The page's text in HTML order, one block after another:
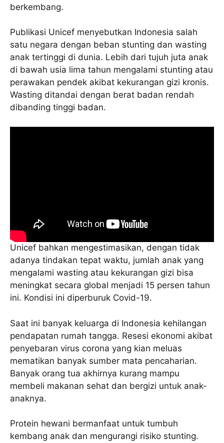
berkembang.
Publikasi Unicef menyebutkan Indonesia salah
satu negara dengan beban stunting dan wasting
anak tertinggi di dunia. Lebih dari tujuh juta anak
di bawah usia lima tahun mengalami stunting atau
perawakan pendek akibat kekurangan gizi kronis.
Wasting ditandai dengan berat badan rendah
dibanding tinggi badan.
Unicef bahkan mengestimasikan, dengan tidak
adanya tindakan tepat waktu, jumlah anak yang
mengalami wasting atau kekurangan gizi bisa
meningkat secara global menjadi 15 persen tahun
ini. Kondisi ini diperburuk Covid-19.
Saat ini banyak keluarga di Indonesia kehilangan
pendapatan rumah tangga. Resesi ekonomi akibat
penyebaran virus corona yang kian meluas
mematikan banyak sumber mata pencaharian.
Banyak orang tua akhirnya kurang mampu
membeli makanan sehat dan bergizi untuk anak-
anaknya.
Protein hewani bermanfaat untuk tumbuh
kembang anak dan mengurangi risiko stunting.